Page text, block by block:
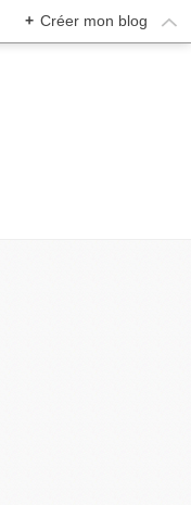
+ Créer mon blog